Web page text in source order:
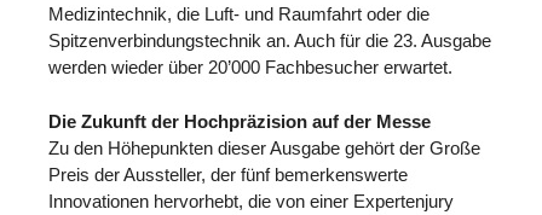
Medizintechnik, die Luft- und Raumfahrt oder die
Spitzenverbindungstechnik an. Auch für die 23. Ausgabe
werden wieder über 20’000 Fachbesucher erwartet.
Die Zukunft der Hochpräzision auf der Messe
Zu den Höhepunkten dieser Ausgabe gehört der Große
Preis der Aussteller, der fünf bemerkenswerte
Innovationen hervorhebt, die von einer Expertenjury